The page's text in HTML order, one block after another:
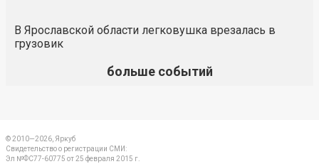
В Ярославской области легковушка врезалась в
грузовик
больше событий
© 2010—2026, Яркуб
Свидетельство о регистрации СМИ:
Эл №ФС77-60775 от 25 февраля 2015 г.